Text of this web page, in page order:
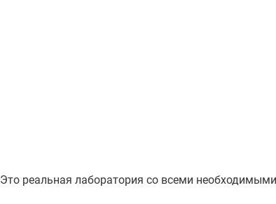
Это реальная лаборатория со всеми